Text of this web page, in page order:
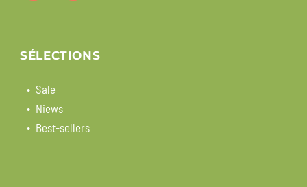
SÉLECTIONS
Sale
Niews
Best-sellers